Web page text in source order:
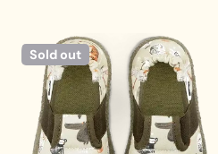
Sold out